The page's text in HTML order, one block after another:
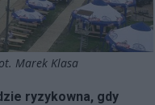
Marek Klasa
ryzykowna, gdy